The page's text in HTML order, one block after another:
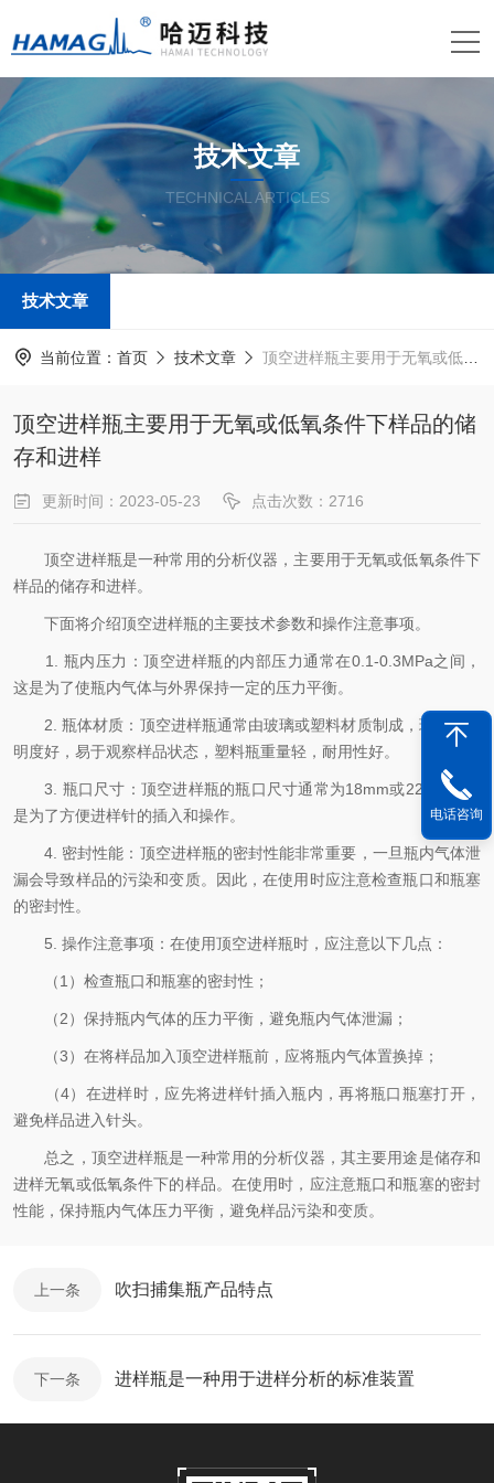
技术文章
TECHNICAL ARTICLES
技术文章
当前位置： 首页 技术文章 顶空进样瓶主要用于无氧或低氧条件下样品的储存和进样
顶空进样瓶主要用于无氧或低氧条件下样品的储
存和进样
更新时间：2023-05-23 点击次数：2716
顶空进样瓶是一种常用的分析仪器，主要用于无氧或低氧条件下
样品的储存和进样。
下面将介绍顶空进样瓶的主要技术参数和操作注意事项。
1. 瓶内压力：顶空进样瓶的内部压力通常在0.1-0.3MPa之间，
这是为了使瓶内气体与外界保持一定的压力平衡。
2. 瓶体材质：顶空进样瓶通常由玻璃或塑料材质制成，玻璃瓶透
明度好，易于观察样品状态，塑料瓶重量轻，耐用性好。
3. 瓶口尺寸：顶空进样瓶的瓶口尺寸通常为18mm或22mm，这
是为了方便进样针的插入和操作。
4. 密封性能：顶空进样瓶的密封性能非常重要，一旦瓶内气体泄
漏会导致样品的污染和变质。因此，在使用时应注意检查瓶口和瓶塞
的密封性。
5. 操作注意事项：在使用顶空进样瓶时，应注意以下几点：
（1）检查瓶口和瓶塞的密封性；
（2）保持瓶内气体的压力平衡，避免瓶内气体泄漏；
（3）在将样品加入顶空进样瓶前，应将瓶内气体置换掉；
（4）在进样时，应先将进样针插入瓶内，再将瓶口瓶塞打开，
避免样品进入针头。
总之，顶空进样瓶是一种常用的分析仪器，其主要用途是储存和
进样无氧或低氧条件下的样品。在使用时，应注意瓶口和瓶塞的密封
性能，保持瓶内气体压力平衡，避免样品污染和变质。
上一条 吹扫捕集瓶产品特点
下一条 进样瓶是一种用于进样分析的标准装置
电话咨询